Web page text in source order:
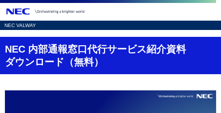
NEC VALWAY
D
i
NEC 内部通報窓口代行サービス紹介資料
ダウンロード（無料）